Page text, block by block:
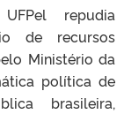
repudia
de recursos
Ministério da
política de
brasileira,